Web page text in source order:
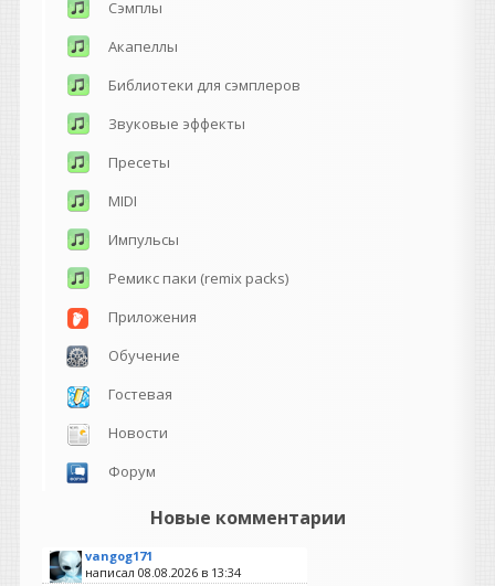
Сэмплы
Акапеллы
Библиотеки для сэмплеров
Звуковые эффекты
Пресеты
MIDI
Импульсы
Ремикс паки (remix packs)
Приложения
Обучение
Гостевая
Новости
Форум
Новые комментарии
vangog171
написал 08.08.2026 в 13:34